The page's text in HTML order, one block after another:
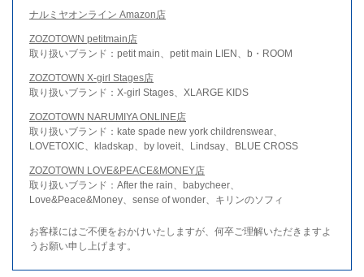
ナルミヤオンライン Amazon店
ZOZOTOWN petitmain店
取り扱いブランド：petit main、petit main LIEN、b・ROOM
ZOZOTOWN X-girl Stages店
取り扱いブランド：X-girl Stages、XLARGE KIDS
ZOZOTOWN NARUMIYA ONLINE店
取り扱いブランド：kate spade new york childrenswear、
LOVETOXIC、kladskap、by loveit、Lindsay、BLUE CROSS
ZOZOTOWN LOVE&PEACE&MONEY店
取り扱いブランド：After the rain、babycheer、
Love&Peace&Money、sense of wonder、キリンのソフィ
お客様にはご不便をおかけいたしますが、何卒ご理解いただきますよ
うお願い申し上げます。